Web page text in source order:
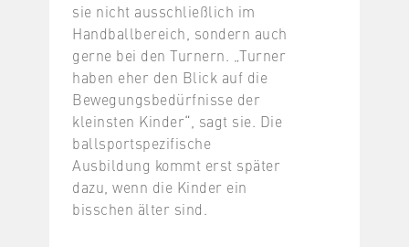
sie nicht ausschließlich im
Handballbereich, sondern auch
gerne bei den Turnern. „Turner
haben eher den Blick auf die
Bewegungsbedürfnisse der
kleinsten Kinder“, sagt sie. Die
ballsportspezifische
Ausbildung kommt erst später
dazu, wenn die Kinder ein
bisschen älter sind.